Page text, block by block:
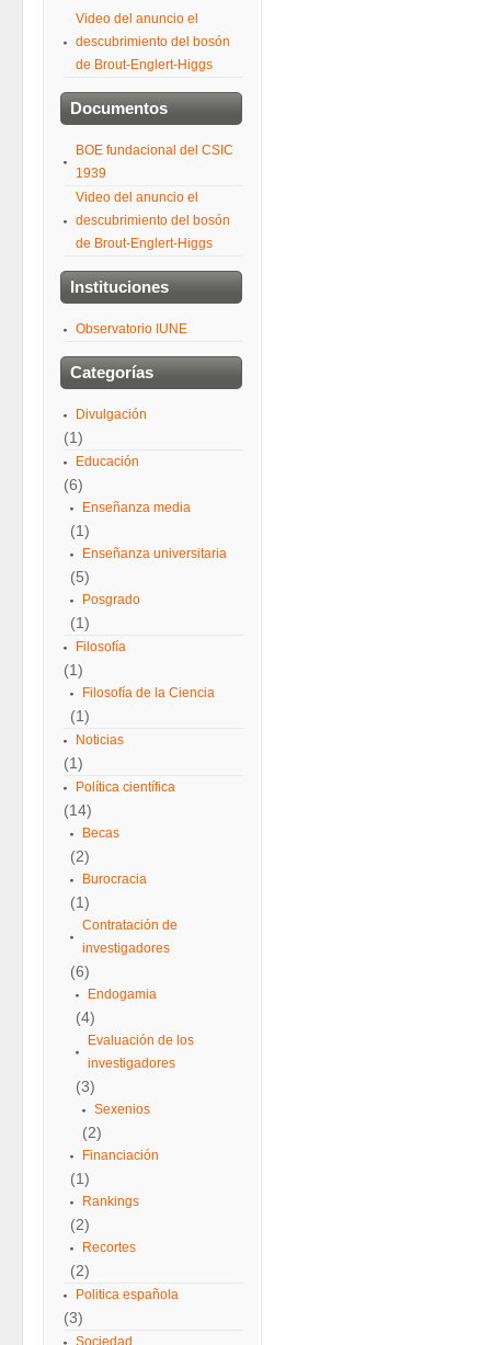
Video del anuncio el
descubrimiento del bosón
de Brout-Englert-Higgs
Documentos
BOE fundacional del CSIC
1939
Video del anuncio el
descubrimiento del bosón
de Brout-Englert-Higgs
Instituciones
Observatorio IUNE
Categorías
Divulgación
(1)
Educación
(6)
Enseñanza media
(1)
Enseñanza universitaria
(5)
Posgrado
(1)
Filosofía
(1)
Filosofía de la Ciencia
(1)
Noticias
(1)
Política científica
(14)
Becas
(2)
Burocracia
(1)
Contratación de
investigadores
(6)
Endogamia
(4)
Evaluación de los
investigadores
(3)
Sexenios
(2)
Financiación
(1)
Rankings
(2)
Recortes
(2)
Politica española
(3)
Sociedad